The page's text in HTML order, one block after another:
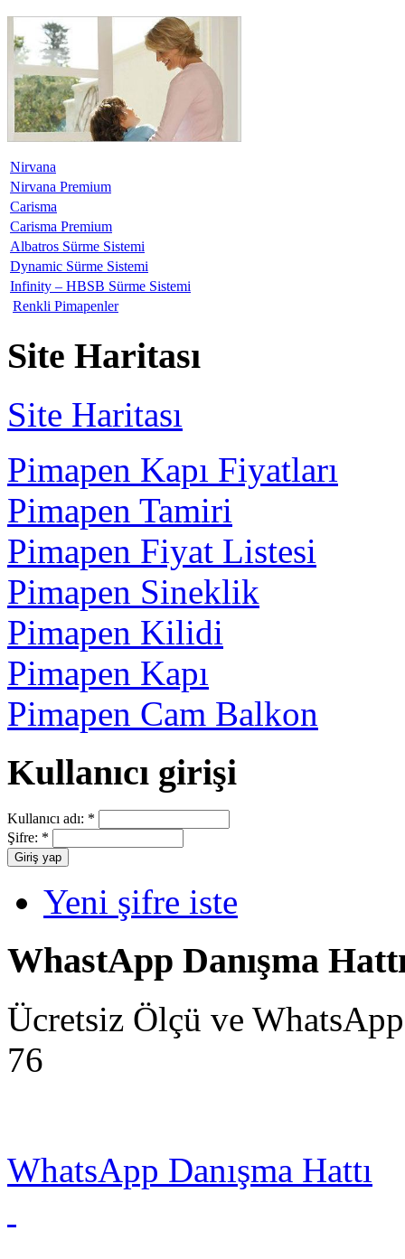
Nirvana
Nirvana Premium
Carisma
Carisma Premium
Albatros Sürme Sistemi
Dynamic Sürme Sistemi
Infinity – HBSB Sürme Sistemi
Renkli Pimapenler
Site Haritası
Site Haritası
Pimapen Kapı Fiyatları
Pimapen Tamiri
Pimapen Fiyat Listesi
Pimapen Sineklik
Pimapen Kilidi
Pimapen Kapı
Pimapen Cam Balkon
Kullanıcı girişi
Kullanıcı adı: *
Şifre: *
Yeni şifre iste
WhastApp Danışma
Ücretsiz Ölçü ve
76
WhatsApp Danışma Hattı